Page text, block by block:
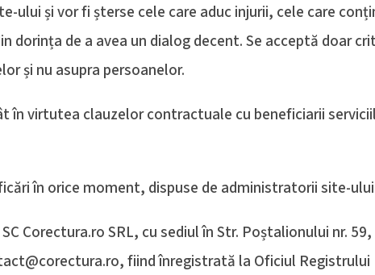
ului și vor fi șterse cele care aduc injurii, cele care
dorința de a avea un dialog decent. Se acceptă doar
și nu asupra persoanelor.
în virtutea clauzelor contractuale cu beneficiarii
în orice moment, dispuse de administratorii site-
Corectura.ro SRL, cu sediul în Str. Poștalionului nr. 59,
fiind înregistrată la Oficiul Registrului